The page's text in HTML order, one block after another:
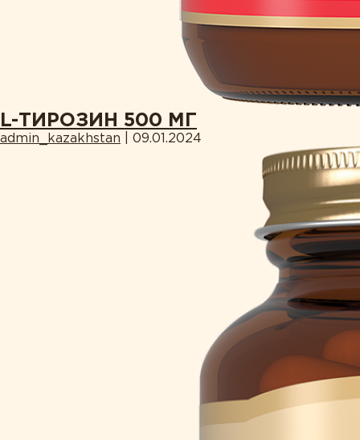
L-ТИРОЗИН 500 МГ
admin_kazakhstan 09.01.2024